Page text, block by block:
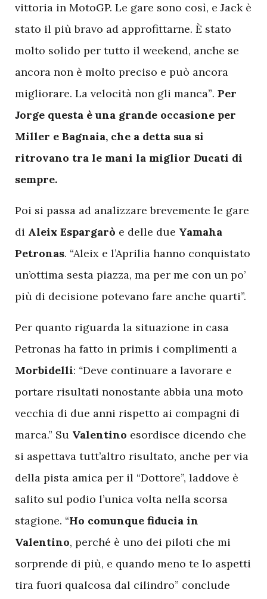
vittoria in MotoGP. Le gare sono così, e Jack è
stato il più bravo ad approfittarne. È stato
molto solido per tutto il weekend, anche se
ancora non è molto preciso e può ancora
migliorare. La velocità non gli manca”. Per
Jorge questa è una grande occasione per
Miller e Bagnaia, che a detta sua si
ritrovano tra le mani la miglior Ducati di
sempre.
Poi si passa ad analizzare brevemente le gare
di Aleix Espargarò e delle due Yamaha
Petronas. “Aleix e l’Aprilia hanno conquistato
un’ottima sesta piazza, ma per me con un po’
più di decisione potevano fare anche quarti”.
Per quanto riguarda la situazione in casa
Petronas ha fatto in primis i complimenti a
Morbidelli: “Deve continuare a lavorare e
portare risultati nonostante abbia una moto
vecchia di due anni rispetto ai compagni di
marca.” Su Valentino esordisce dicendo che
si aspettava tutt’altro risultato, anche per via
della pista amica per il “Dottore”, laddove è
salito sul podio l’unica volta nella scorsa
stagione. “Ho comunque fiducia in
Valentino, perché è uno dei piloti che mi
sorprende di più, e quando meno te lo aspetti
tira fuori qualcosa dal cilindro” conclude